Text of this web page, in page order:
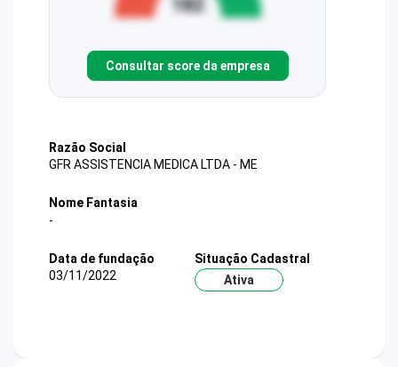
Consultar score da empresa
Razão Social
GFR ASSISTENCIA MEDICA LTDA - ME
Nome Fantasia
-
Data de fundação
03/11/2022
Situação Cadastral
Ativa